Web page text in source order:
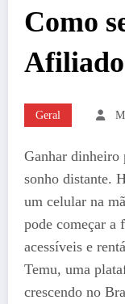
Como
Geral
Ganhar dinheiro
sonho distante.
um celular na
pode começar a
acessíveis e
Temu, uma
crescendo no